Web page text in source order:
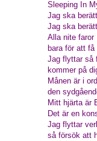
Sleeping In
Jag ska
Jag ska
Alla nite faror
bara för att
Jag flyttar så
kommer på
Månen är i
den
Mitt hjärta är
Det är en
Jag flyttar
så försök att